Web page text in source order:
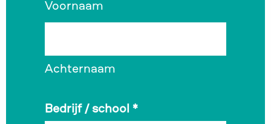
Voornaam
Achternaam
Bedrijf / school *